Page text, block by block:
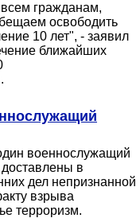
гражданам,
освободить
10 лет", - заявил
ближайших
военнослужащий
в
дел непризнанной
взрыва
терроризм.